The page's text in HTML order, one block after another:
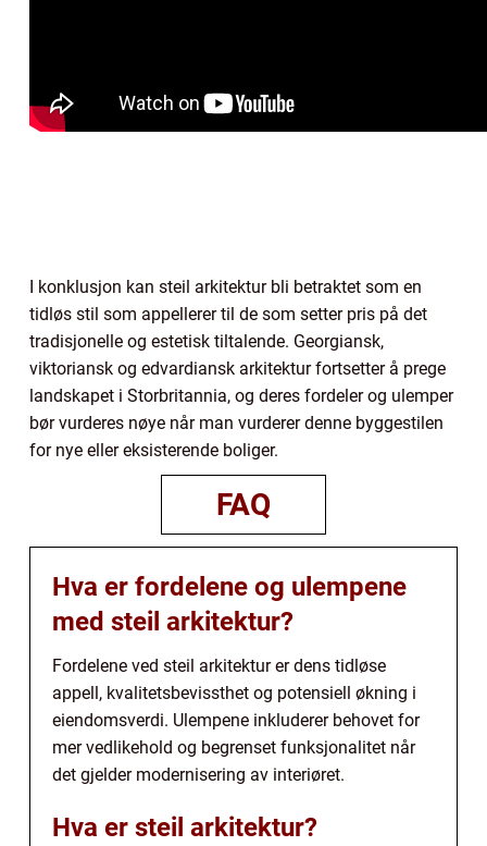
I konklusjon kan steil arkitektur bli betraktet som en
tidløs stil som appellerer til de som setter pris på det
tradisjonelle og estetisk tiltalende. Georgiansk,
viktoriansk og edvardiansk arkitektur fortsetter å prege
landskapet i Storbritannia, og deres fordeler og ulemper
bør vurderes nøye når man vurderer denne byggestilen
for nye eller eksisterende boliger.
FAQ
Hva er fordelene og ulempene
med steil arkitektur?
Fordelene ved steil arkitektur er dens tidløse
appell, kvalitetsbevissthet og potensiell økning i
eiendomsverdi. Ulempene inkluderer behovet for
mer vedlikehold og begrenset funksjonalitet når
det gjelder modernisering av interiøret.
Hva er steil arkitektur?